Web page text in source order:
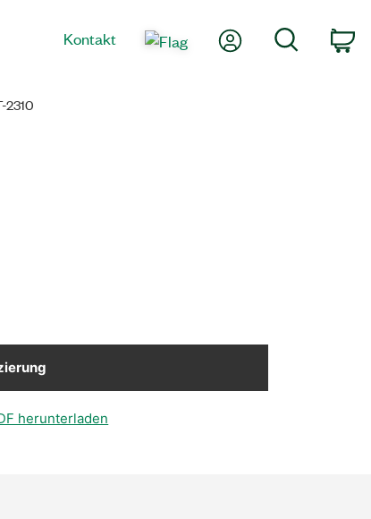
Kontakt Mein KontoSuche
2310
herunterladen